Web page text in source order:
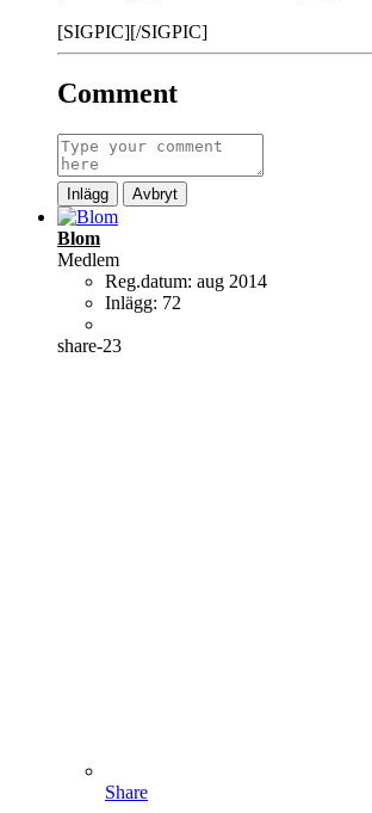
[SIGPIC][/SIGPIC]
Comment
Inlägg Avbryt
Blom
Medlem
Reg.datum: aug 2014
Inlägg: 72
share-23
Share